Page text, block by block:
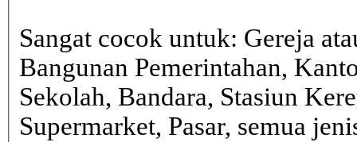
Sangat cocok untuk: Gereja
Bangunan Pemerintahan,
Sekolah, Bandara, Stasiun
Supermarket, Pasar, semua